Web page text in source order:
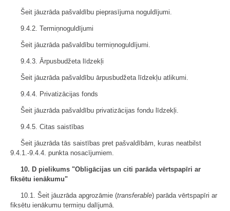
Šeit jāuzrāda pašvaldību pieprasījuma noguldījumi.
9.4.2. Termiņnoguldījumi
Šeit jāuzrāda pašvaldību termiņnoguldījumi.
9.4.3. Ārpusbudžeta līdzekļi
Šeit jāuzrāda pašvaldību ārpusbudžeta līdzekļu atlikumi.
9.4.4. Privatizācijas fonds
Šeit jāuzrāda pašvaldību privatizācijas fondu līdzekļi.
9.4.5. Citas saistības
Šeit jāuzrāda tās saistības pret pašvaldībām, kuras neatbilst
9.4.1.-9.4.4. punkta nosacījumiem.
10. D pielikums "Obligācijas un citi parāda vērtspapīri ar
fiksētu ienākumu"
10.1. Šeit jāuzrāda apgrozāmie (transferable) parāda vērtspapīri ar
fiksētu ienākumu termiņu dalījumā.